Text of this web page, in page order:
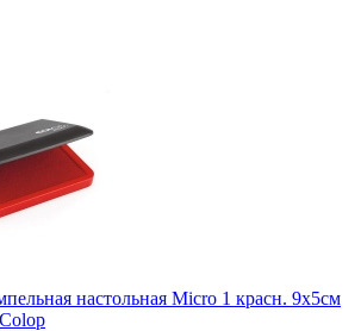
настольная Micro 1 красн. 9х5см